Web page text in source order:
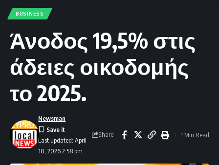
BUSINESS
Άνοδος 19,5% στις
άδειες οικοδομής
το 2025.
Last updated: April
10, 2026 2:58 pm
Newsman
Share 1 Min Read